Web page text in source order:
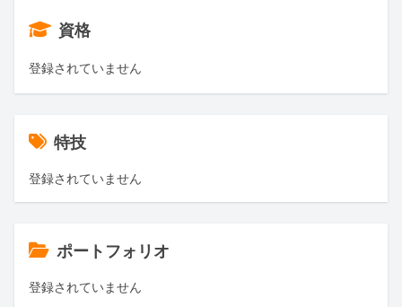
資格
登録されていません
特技
登録されていません
ポートフォリオ
登録されていません